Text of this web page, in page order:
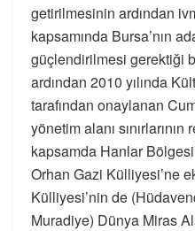
getirilmesinin ardından
kapsamında Bursa’nın
güçlendirilmesi gerektiği
ardından 2010 yılında
tarafından onaylanan
yönetim alanı
kapsamda Hanlar
Orhan Gazi Külliyesi’ne
Külliyesi’nin de
Muradiye) Dünya Miras